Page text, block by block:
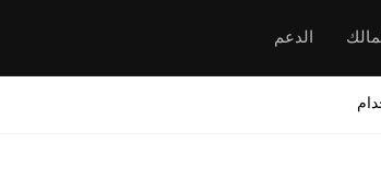
الدعم